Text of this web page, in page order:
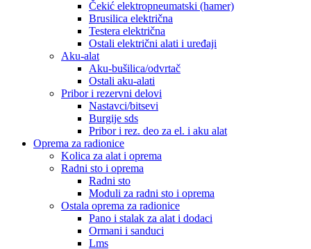
Čekić elektropneumatski (hamer)
Brusilica električna
Testera električna
Ostali električni alati i uređaji
Aku-alat
Aku-bušilica/odvrtač
Ostali aku-alati
Pribor i rezervni delovi
Nastavci/bitsevi
Burgije sds
Pribor i rez. deo za el. i aku alat
Oprema za radionice
Kolica za alat i oprema
Radni sto i oprema
Radni sto
Moduli za radni sto i oprema
Ostala oprema za radionice
Pano i stalak za alat i dodaci
Ormani i sanduci
Lms